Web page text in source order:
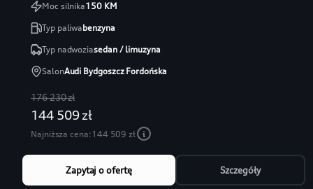
Moc silnika150KM
Typ paliwabenzyna
Typ nadwoziasedan / limuzyna
SalonAudi Bydgoszcz Fordońska
176 230 zł
144 509 zł
Najniższa cena:144 509 zł
Zapytaj o ofertę Szczegóły